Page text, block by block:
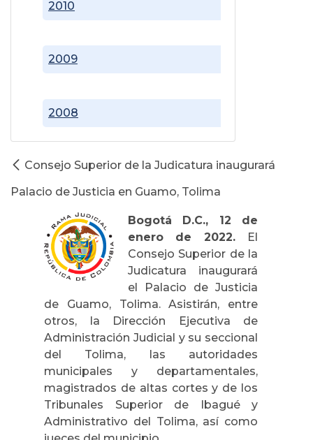
2008
2009
2010
Consejo Superior de la Judicatura inaugurará
Palacio de Justicia en Guamo, Tolima
Bogotá D.C., 12 de
enero de 2022.
El
Consejo Superior de la
Judicatura inaugurará
el Palacio de Justicia
de Guamo, Tolima. Asistirán, entre
otros, la Dirección Ejecutiva de
Administración Judicial y su seccional
del Tolima, las autoridades
municipales y departamentales,
magistrados de altas cortes y de los
Tribunales Superior de Ibagué y
Administrativo del Tolima, así como